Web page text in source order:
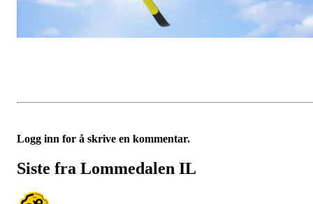
Logg inn for å skrive en kommentar.
Siste fra Lommedalen IL